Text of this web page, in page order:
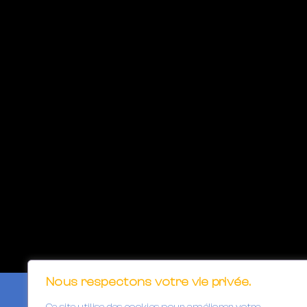
Nous respectons votre vie privée.